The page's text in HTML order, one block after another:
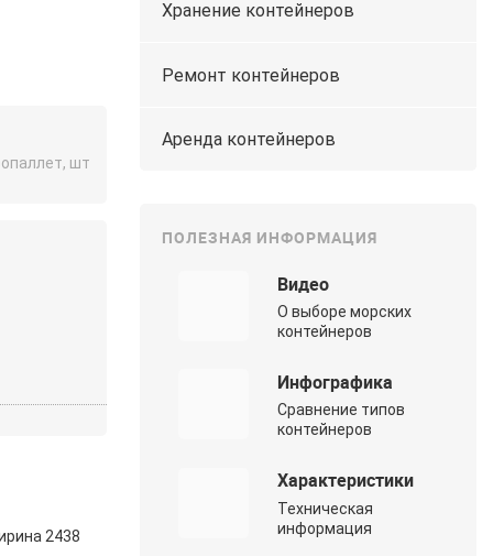
шт
2438
Хранение контейнеров
Ремонт контейнеров
Аренда контейнеров
ПОЛЕЗНАЯ ИНФОРМАЦИЯ
Видео
О выборе морских
контейнеров
Инфографика
Сравнение типов
контейнеров
Характеристики
Техническая
информация